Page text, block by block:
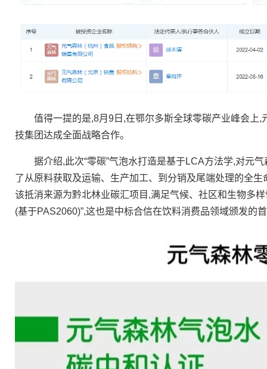
值得一提的是,8月9日,在鄂尔多斯全球零碳产业峰会上,
技集团达成全面战略合作。
据介绍,此次“零碳”气泡水打造是基于LCA方法学,对元气
了从原料获取及运输、生产加工、到分销及尾端处理的全
该抵消来源为黔北林业碳汇项目,满足气候、社区和生物多
(基于PAS2060)”,这也是中标合信在饮料消费品领域颁发的